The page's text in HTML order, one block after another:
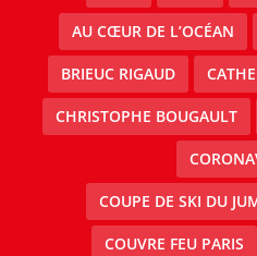
AU CŒUR DE L’OCÉAN
BRIEUC RIGAUD
CHRISTOPHE BOUGAULT
COUPE DE SKI DU
COUVRE FEU PARIS